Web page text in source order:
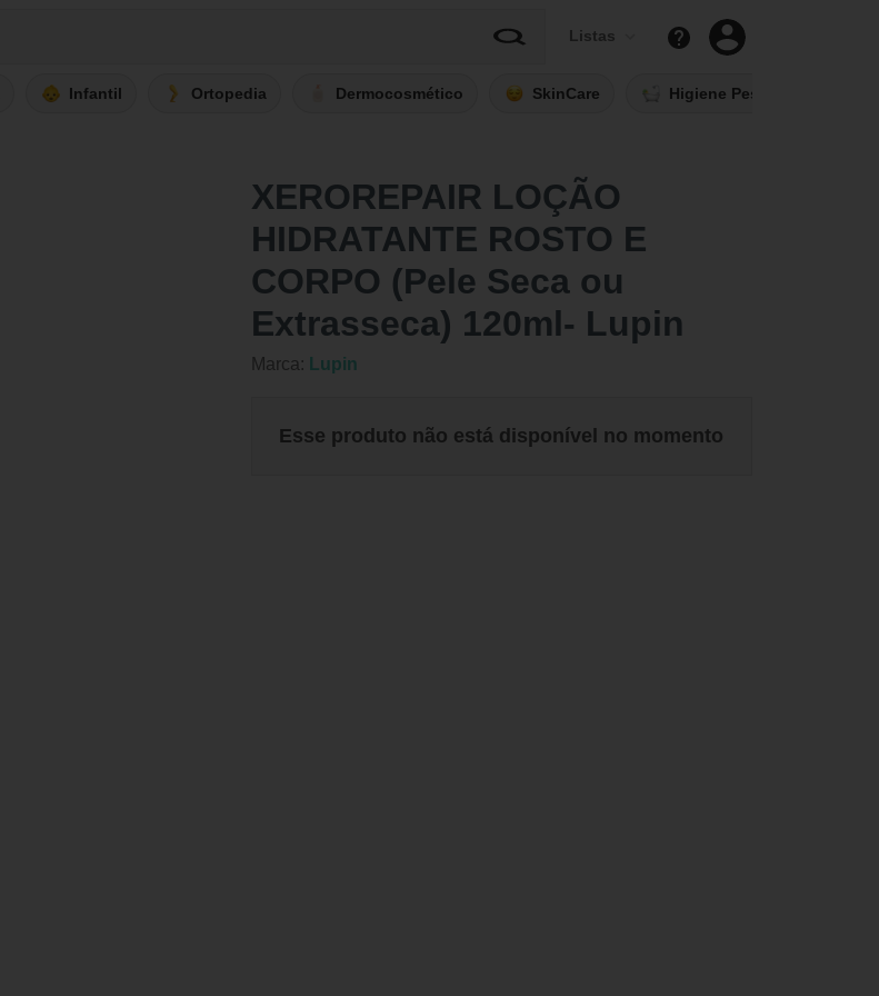
Listas
Infantil Ortopedia Dermocosmético SkinCare Higiene Pessoal
XEROREPAIR LOÇÃO
HIDRATANTE ROSTO E
CORPO (Pele Seca ou
Extrasseca) 120ml- Lupin
Marca: Lupin
Esse produto não está disponível no momento